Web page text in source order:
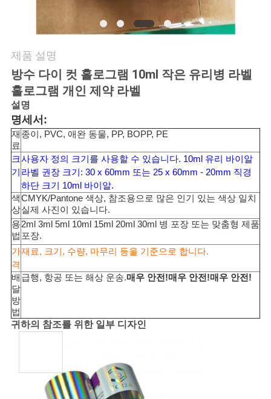
뉴
스
경
우
사
이
트
맵
PRIVACY
POLICY
제품 설명
방수 다이 컷 홀로그램 10ml 작은 유리병 라벨
홀로그램 개인 제약 라벨
설명
명세서:
재
료
종이, PVC, 애완 동물, PP, BOPP, PE
크
기
사용자 정의 크기를 사용할 수 있습니다. 10ml 유리 바이알
라벨 권장 크기: 30 x 60mm 또는 25 x 60mm - 20mm 직경
하단 크기 10ml 바이알.
색
상
CMYK/Pantone 색상, 참조용으로 많은 인기 있는 색상 일치
실제 사진이 있습니다.
용
법
2ml 3ml 5ml 10ml 15ml 20ml 30ml 병 포장 또는 맞춤형 제품
포장.
가
격
재료, 크기, 수량, 마무리 등을 기준으로 합니다.
배
달
방
법
급행, 항공 또는 해상 운송.매우 안전!매우 안전!매우 안전!
귀하의 참조를 위한 일부 디자인